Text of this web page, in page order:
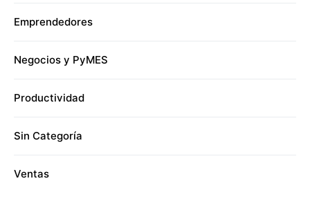
Emprendedores
Negocios y PyMES
Productividad
Sin Categoría
Ventas